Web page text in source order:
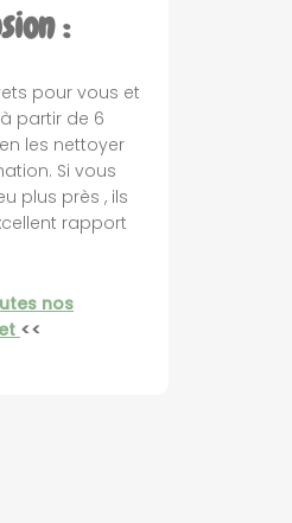
:
pour vous et
partir de 6
les nettoyer
Si vous
plus près , ils
rapport
nos
<<